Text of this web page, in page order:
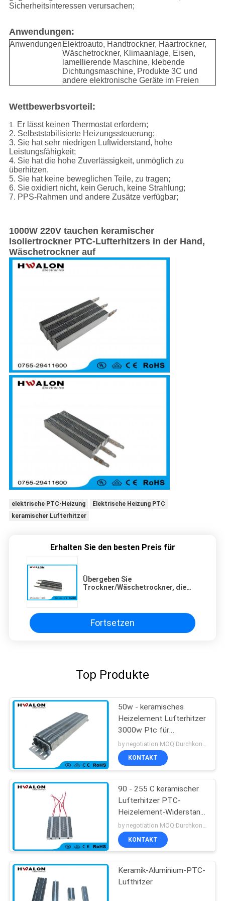
Sicherheitsinteressen verursachen;
Anwendungen:
Anwendungen Elektroauto, Handtrockner, Haartrockner,
Wäschetrockner, Klimaanlage, Eisen,
lamellierende Maschine, klebende
Dichtungsmaschine, Produkte 3C und
andere elektronische Geräte im Freien
Wettbewerbsvorteil:
1. Er lässt keinen Thermostat erfordern;
2. Selbststabilisierte Heizungssteuerung;
3. Sie hat sehr niedrigen Luftwiderstand, hohe
Leistungsfähigkeit;
4. Sie hat die hohe Zuverlässigkeit, unmöglich zu
überhitzen.
5. Sie hat keine beweglichen Teile, zu tragen;
6. Sieoxidiert nicht, kein Geruch, keine Strahlung;
7. PPS-Rahmen und andere Zusätze verfügbar;
1000W 220V tauchen keramischer
Isoliertrockner PTC-Lufterhitzers in der Hand,
Wäschetrockner auf
elektrische PTC-Heizung
Elektrische Heizung PTC
keramischer Lufterhitzer
Erhalten Sie den besten Preis für
Übergeben Sie
Trockner/Wäschetrockner, die
Fortsetzen
Top Produkte
50w - keramisches
Heizelement Lufterhitzer
3000w Ptc für
Handtrockner-Heizlüfter
KONTAKT
90 - 255 C keramischer
Lufterhitzer PTC-
Heizelement-Widerstand
für Klimaanlage
by negotiation MOQ:Durchkontaktierung
KONTAKT
Keramik-Aluminium-PTC-
Lufthitzer